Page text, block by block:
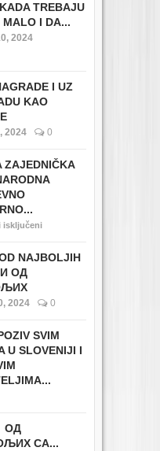
TREBAJU
MALO I DA...
2024
I UZ
KAO
2024 0
ZAJEDNIČKA
isključeni
NAJBOLJIH
ОД
2024 0
SVIM
U SLOVENIJI I
ОД
СА...